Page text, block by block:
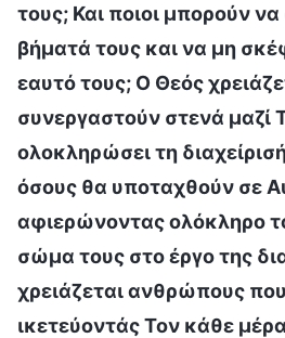
τους; Και ποιοι μπορούν
βήματά τους και να μη
εαυτό τους; Ο Θεός
συνεργαστούν στενά μαζί
ολοκληρώσει τη
όσους θα υποταχθούν σε
αφιερώνοντας ολόκληρο
σώμα τους στο έργο της
χρειάζεται ανθρώπους
ικετεύοντάς Τον κάθε